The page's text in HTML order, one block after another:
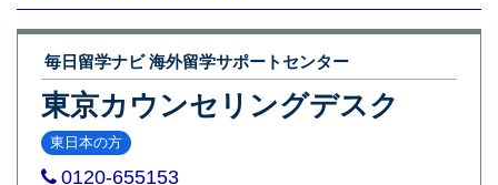
毎日留学ナビ 海外留学サポートセンター
東京カウンセリングデスク
東日本の方
0120-655153